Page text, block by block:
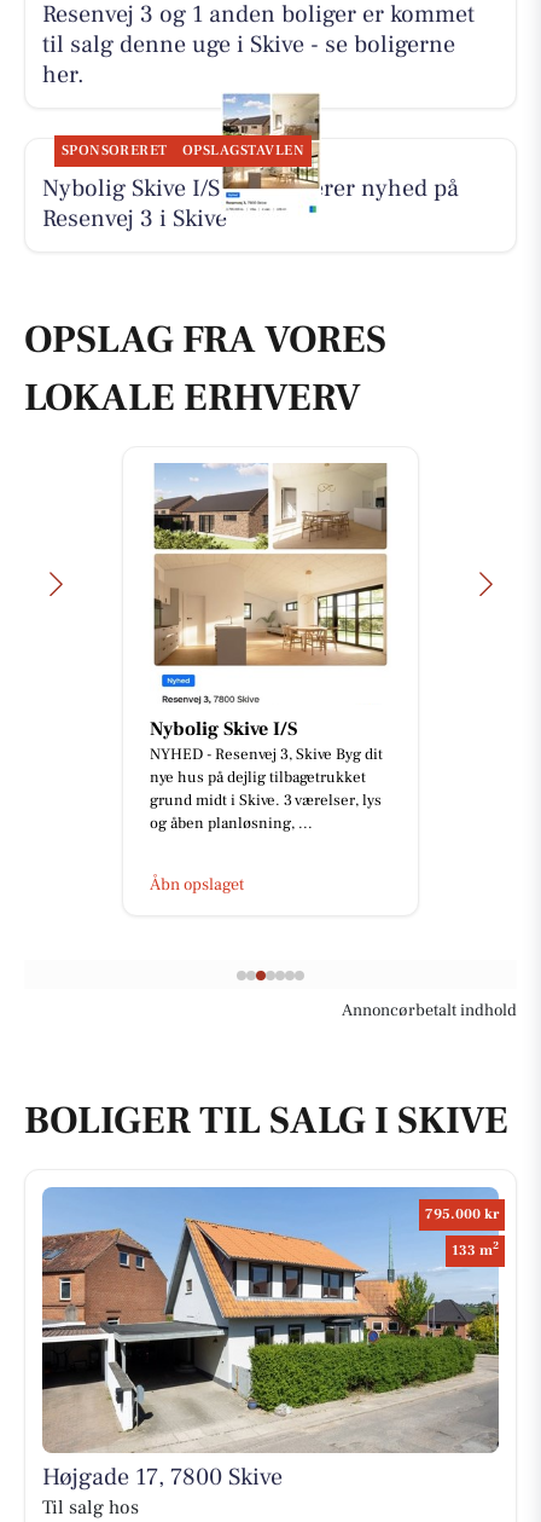
Resenvej 3 og 1 anden boliger er kommet
til salg denne uge i Skive - se boligerne
her.
SPONSORERET OPSLAGSTAVLEN
Nybolig Skive I/S præsenterer nyhed på
Resenvej 3 i Skive
OPSLAG FRA VORES
LOKALE ERHVERV
Nybolig Skive I/S
NYHED - Resenvej 3, Skive Byg dit
nye hus på dejlig tilbagetrukket
grund midt i Skive. 3 værelser, lys
og åben planløsning, ...
Åbn opslaget
Annoncørbetalt indhold
BOLIGER TIL SALG I SKIVE
795.000 kr
133 m2
Højgade 17, 7800 Skive
Til salg hos